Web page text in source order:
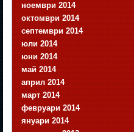
ноември 2014
октомври 2014
септември 2014
юли 2014
юни 2014
май 2014
април 2014
март 2014
февруари 2014
януари 2014